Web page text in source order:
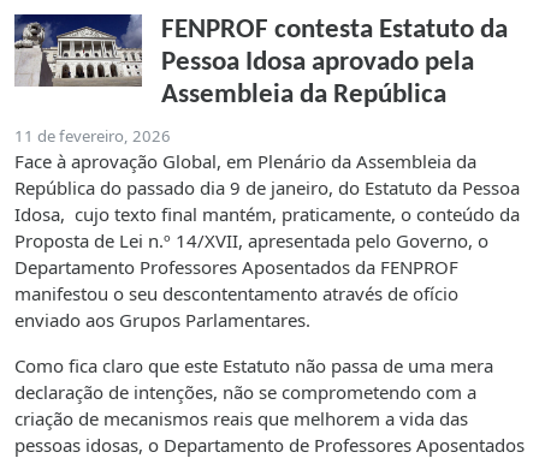
FENPROF contesta Estatuto da
Pessoa Idosa aprovado pela
Assembleia da República
11 de fevereiro, 2026
Face à aprovação Global, em Plenário da Assembleia da
República do passado dia 9 de janeiro, do Estatuto da Pessoa
Idosa, cujo texto final mantém, praticamente, o conteúdo da
Proposta de Lei n.º 14/XVII, apresentada pelo Governo, o
Departamento Professores Aposentados da FENPROF
manifestou o seu descontentamento através de ofício
enviado aos Grupos Parlamentares.
Como fica claro que este Estatuto não passa de uma mera
declaração de intenções, não se comprometendo com a
criação de mecanismos reais que melhorem a vida das
pessoas idosas, o Departamento de Professores Aposentados